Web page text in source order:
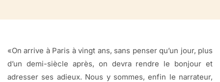
«On arrive à Paris à vingt ans, sans penser qu’un jour, plus
d’un demi-siècle après, on devra rendre le bonjour et
adresser ses adieux. Nous y sommes, enfin le narrateur,